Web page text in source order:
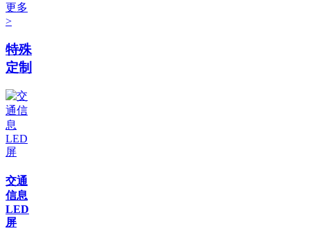
更多
>
特殊
定制
交通
信息
LED
屏